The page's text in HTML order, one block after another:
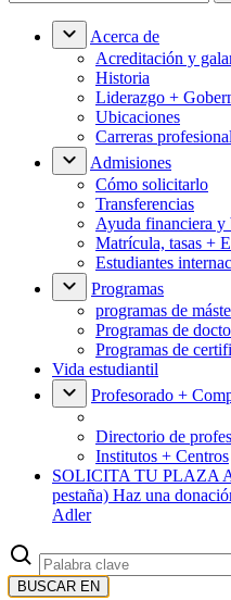
Acerca de
Acreditación y
Historia
Liderazgo +
Ubicaciones
Carreras
Admisiones
Cómo solicitarlo
Transferencias
Ayuda financiera y
Matrícula, tasas +
Estudiantes
Programas
programas de
Programas de
Programas de
Vida estudiantil
Profesorado +
Directorio de
Institutos + Centros
SOLICITA TU PLAZA
pestaña) Haz una
Adler
BUSCAR EN